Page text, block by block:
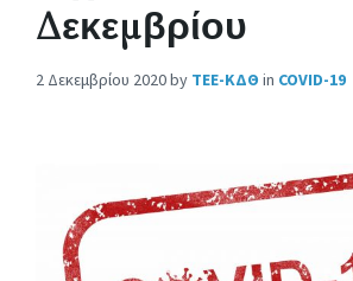
Δεκεμβρίου
2 Δεκεμβρίου 2020by ΤΕΕ-ΚΔΘ in COVID-19